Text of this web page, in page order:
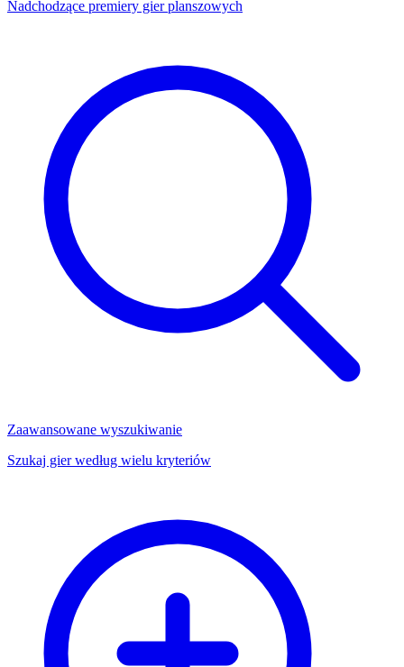
Nadchodzące premiery gier planszowych
Zaawansowane wyszukiwanie
Szukaj gier według wielu kryteriów